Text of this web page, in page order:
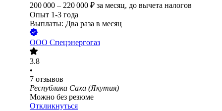
200 000 – 220 000 ₽ за месяц, до вычета налогов
Опыт 1-3 года
Выплаты: Два раза в месяц
ООО Спецэнергогаз
3.8
•
7 отзывов
Республика Саха (Якутия)
Можно без резюме
Откликнуться